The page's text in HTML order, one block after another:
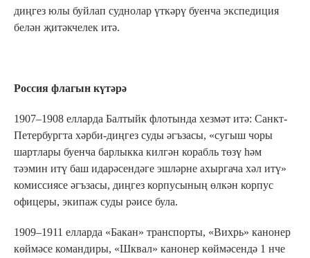
диңгез юлы буйлап суднолар үткәрү буенча экспедиция
белән җитәкчелек итә.
Россия флагын күтәрә
1907–1908 елларда Балтыйк флотында хезмәт итә: Санкт-
Петербургта хәрби-диңгез суды әгъзасы, «сугыш чоры
шартлары буенча барлыкка килгән корабль төзү һәм
тәэмин итү баш идарәсендәге эшләрне ахыргача хәл итү»
комиссиясе әгъзасы, диңгез корпусының өлкән корпус
офицеры, экипаж суды рәисе була.
1909–1911 елларда «Бакан» транспорты, «Вихрь» канонер
көймәсе командиры, «Шквал» канонер көймәсендә 1 нче